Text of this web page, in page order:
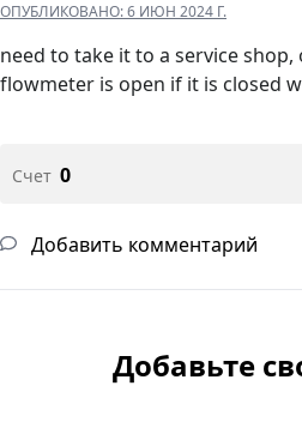
ОПУБЛИКОВАНО:6 ИЮН 2024 Г.
need to take it to a service
flowmeter is open if it is closed
Счет 0
Добавить комментарий
Добавьте